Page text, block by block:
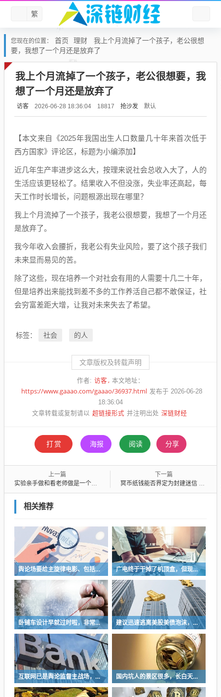
繁
您现在的位置： 首页 理财
我上个月流掉了一个孩子，老公很想
要，我想了一个月还是放弃了
我上个月流掉了一个孩子，老公很想要，我
想了一个月还是放弃了
访客 2026-06-28 18:36:04 18817 抢沙发 默认
【本文来自《2025年我国出生人口数量几十年来首次低于
西方国家》评论区，标题为小编添加】
近几年生产率进步这么大，按理来说社会总收入大了，人的
生活应该更轻松了。结果收入不但没涨，失业率还高起，每
天工作时长增长，问题根源出现在哪里？
我上个月流掉了一个孩子，我老公很想要，我想了一个月还
是放弃了。
我今年收入会腰折，我老公有失业风险，要了这个孩子我们
未来显而易见的苦。
除了这些，现在培养一个对社会有用的人需要十几二十年，
但是培养出来能找到差不多的工作养活自己都不敢保证，社
会穷富差距大增，让我对未来失去了希望。
标签： 社会 的人
文章版权及转载声明
作者: 访客 本文地址：
https://www.gaaao.com/gaaao/36937.html 发布于 2026-06-28
18:36:04
文章转载或复制请以 超链接形式 并注明出处 深链财经
打赏 海报 阅读 分享
上一篇
实验亲手做和看老师做是一个天壤之别，至于看录像那就是笑话了
下一篇
冥币纸钱能否界定为封建迷信 迷信封建的判定
相关推荐
舆论场要给主旋律电影、包括所有影视和艺术创作多一些发挥空间 广电终于干掉了机顶盒，但现在没多少人看电视了…
卧铺车设计早就过时啦，非常不具备人性化 建议迅速逃离美股美债泡沫，AI正加速而非延缓其泡沫破裂
互联网已是舆论监督主战场，让我们用这五点珍惜它 国内坑人的景区很多，长白天池只是其中被坑印象最深的那一个